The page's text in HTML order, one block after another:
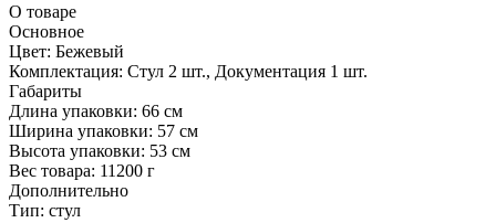
О товаре
Основное
Цвет: Бежевый
Комплектация: Стул 2 шт., Документация 1 шт.
Габариты
Длина упаковки: 66 см
Ширина упаковки: 57 см
Высота упаковки: 53 см
Вес товара: 11200 г
Дополнительно
Тип: стул